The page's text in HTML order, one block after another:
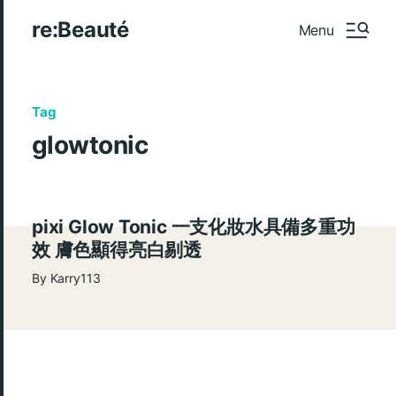
re:Beauté Menu
Tag
glowtonic
pixi Glow Tonic 一支化妝水具備多重功
效 膚色顯得亮白剔透
By Karry113